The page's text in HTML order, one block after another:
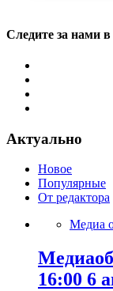
Следите за нами
Актуально
Новое
Популярные
От редактора
Медиа
16:00 6